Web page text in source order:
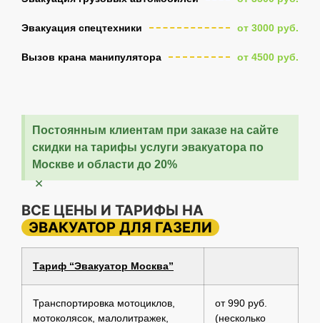
Эвакуация спецтехники от 3000 руб.
Вызов крана манипулятора от 4500 руб.
Постоянным клиентам при заказе на сайте
скидки на тарифы услуги эвакуатора по
Москве и области до 20%
×
ВСЕ ЦЕНЫ И ТАРИФЫ НА
ЭВАКУАТОР ДЛЯ ГАЗЕЛИ
Тариф “Эвакуатор Москва”
Транспортировка мотоциклов,
мотоколясок, малолитражек,
от 990 руб.
(несколько